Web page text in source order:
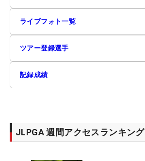
ライブフォト一覧
ツアー登録選手
記録成績
JLPGA 週間アクセスランキング